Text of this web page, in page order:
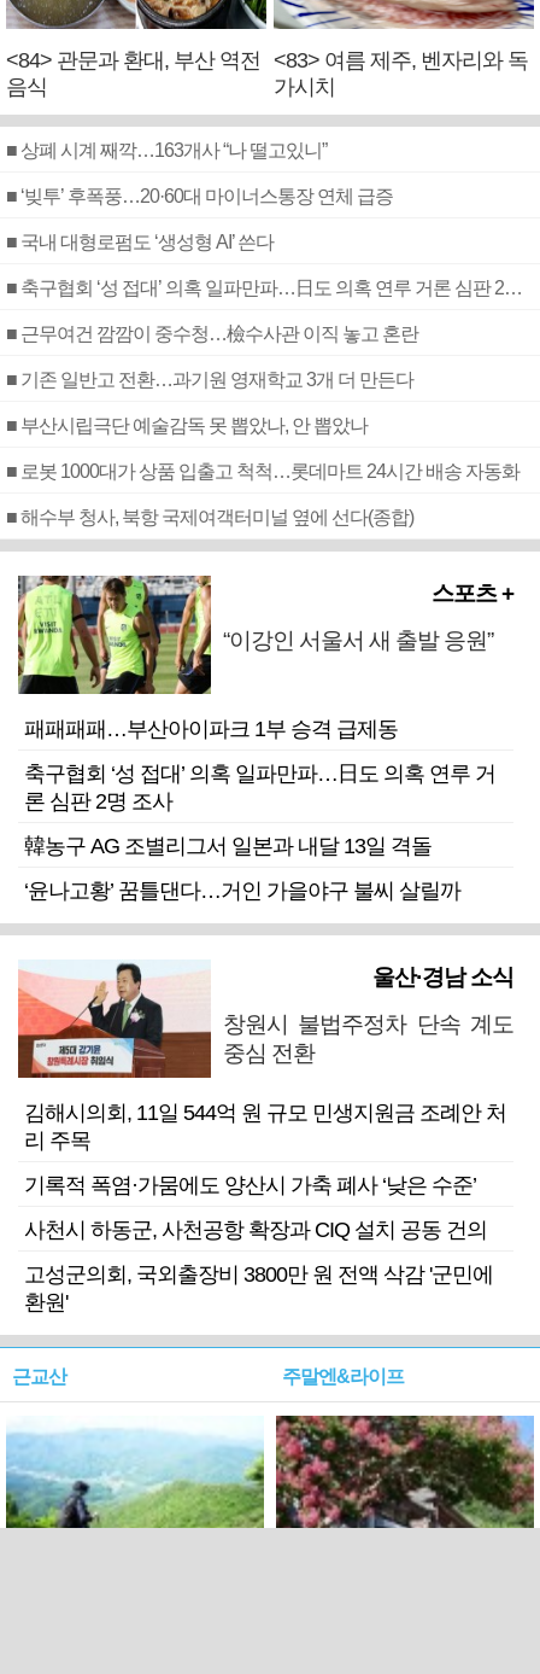
<84> 관문과 환대, 부산 역전
음식
<83> 여름 제주, 벤자리와 독
가시치
■ 상폐 시계 째깍…163개사 “나 떨고있니”
■ ‘빚투’ 후폭풍…20·60대 마이너스통장 연체 급증
■ 국내 대형로펌도 ‘생성형 AI’ 쓴다
■ 축구협회 ‘성 접대’ 의혹 일파만파…日도 의혹 연루 거론 심판 2명 조사
■ 근무여건 깜깜이 중수청…檢수사관 이직 놓고 혼란
■ 기존 일반고 전환…과기원 영재학교 3개 더 만든다
■ 부산시립극단 예술감독 못 뽑았나, 안 뽑았나
■ 로봇 1000대가 상품 입출고 척척…롯데마트 24시간 배송 자동화
■ 해수부 청사, 북항 국제여객터미널 옆에 선다(종합)
스포츠 +
“이강인 서울서 새 출발 응원”
패패패패…부산아이파크 1부 승격 급제동
축구협회 ‘성 접대’ 의혹 일파만파…日도 의혹 연루 거
론 심판 2명 조사
韓농구 AG 조별리그서 일본과 내달 13일 격돌
‘윤나고황’ 꿈틀댄다…거인 가을야구 불씨 살릴까
울산·경남 소식
창원시 불법주정차 단속 계도
중심 전환
김해시의회, 11일 544억 원 규모 민생지원금 조례안 처
리 주목
기록적 폭염·가뭄에도 양산시 가축 폐사 ‘낮은 수준’
사천시 하동군, 사천공항 확장과 CIQ 설치 공동 건의
고성군의회, 국외출장비 3800만 원 전액 삭감 '군민에
환원'
근교산 주말엔&라이프